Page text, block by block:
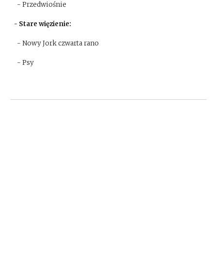
- Przedwiośnie
- Stare więzienie:
- Nowy Jork czwarta rano
- Psy